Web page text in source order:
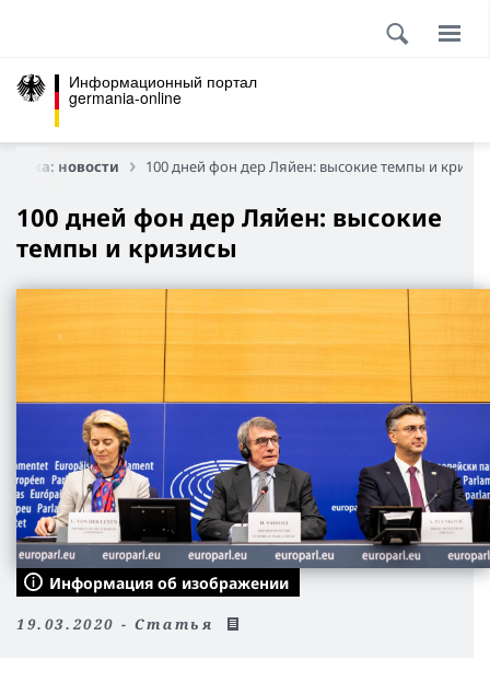
Информационный портал
germania-online
новости 100 дней фон дер Ляйен: высокие темпы и
100 дней фон дер Ляйен: высокие
темпы и кризисы
Информация об изображении
19.03.2020 - Статья